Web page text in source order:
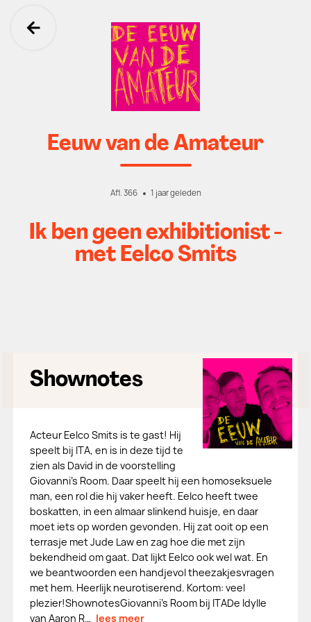
Ga terug
Eeuw van de Amateur
Afl. 366 1 jaar geleden
Ik ben geen exhibitionist -
met Eelco Smits
Shownotes
Acteur Eelco Smits is te gast! Hij
speelt bij ITA, en is in deze tijd te
zien als David in de voorstelling
Giovanni's Room. Daar speelt hij een homoseksuele
man, een rol die hij vaker heeft. Eelco heeft twee
boskatten, in een almaar slinkend huisje, en daar
moet iets op worden gevonden. Hij zat ooit op een
terrasje met Jude Law en zag hoe die met zijn
bekendheid om gaat. Dat lijkt Eelco ook wel wat. En
we beantwoorden een handjevol theezakjesvragen
met hem. Heerlijk neurotiserend. Kortom: veel
plezier!ShownotesGiovanni's Room bij ITADe Idylle
van Aaron R… lees meer